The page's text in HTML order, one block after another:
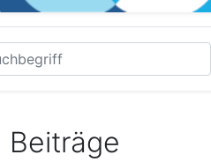
Beiträge